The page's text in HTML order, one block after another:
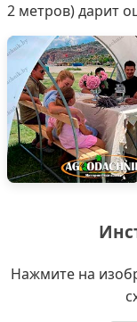
2 метров) дарит
Нажмите на